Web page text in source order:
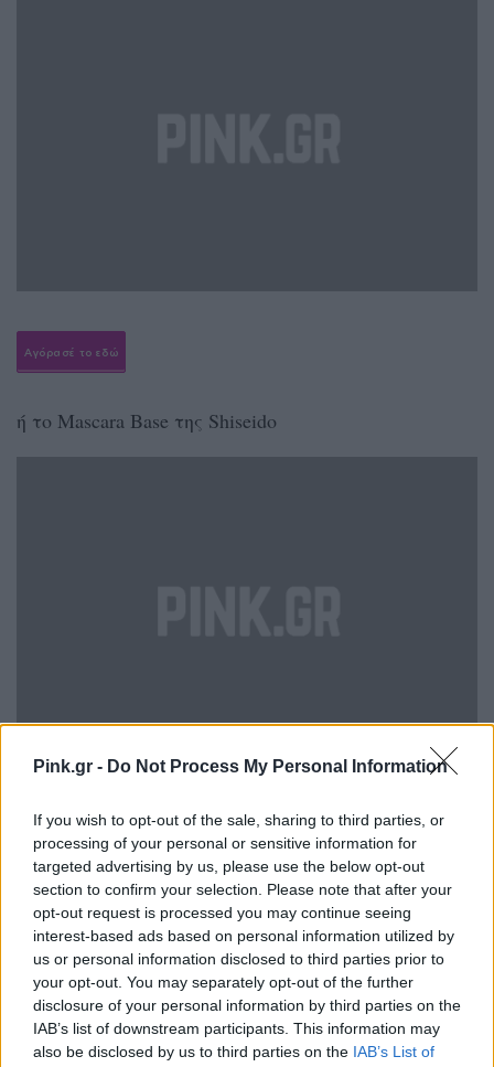
Pink.gr - Do Not Process My Personal Information
If you wish to opt-out of the sale, sharing to third parties, or
processing of your personal or sensitive information for
targeted advertising by us, please use the below opt-out
section to confirm your selection. Please note that after your
opt-out request is processed you may continue seeing
interest-based ads based on personal information utilized by
us or personal information disclosed to third parties prior to
your opt-out. You may separately opt-out of the further
disclosure of your personal information by third parties on the
IAB’s list of downstream participants. This information may
also be disclosed by us to third parties on the IAB’s List of
Αγόρασέ το εδώ
ή το Mascara Base της Shiseido
Αγόρασέ το εδώ
ΔΙΑΦΗΜΙΣΗ